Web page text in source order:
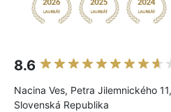
8.6
Nacina Ves, Petra Jilemnického
Slovenská Republika